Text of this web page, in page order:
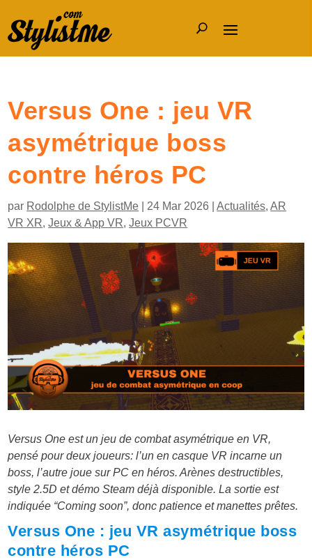
Versus One : jeu VR
asymétrique boss
contre héros PC
par Rodolphe de StylistMe 24 Mar 2026 |Actualités,AR
VR XR,Jeux & App VR,Jeux PCVR
Versus One est un jeu de combat asymétrique en VR,
pensé pour deux joueurs: l’un en casque VR incarne un
boss, l’autre joue sur PC en héros. Arènes destructibles,
style 2.5D et démo Steam déjà disponible. La sortie est
indiquée “Coming soon”, donc patience et manettes prêtes.
Versus One : jeu VR asymétrique boss
contre héros PC